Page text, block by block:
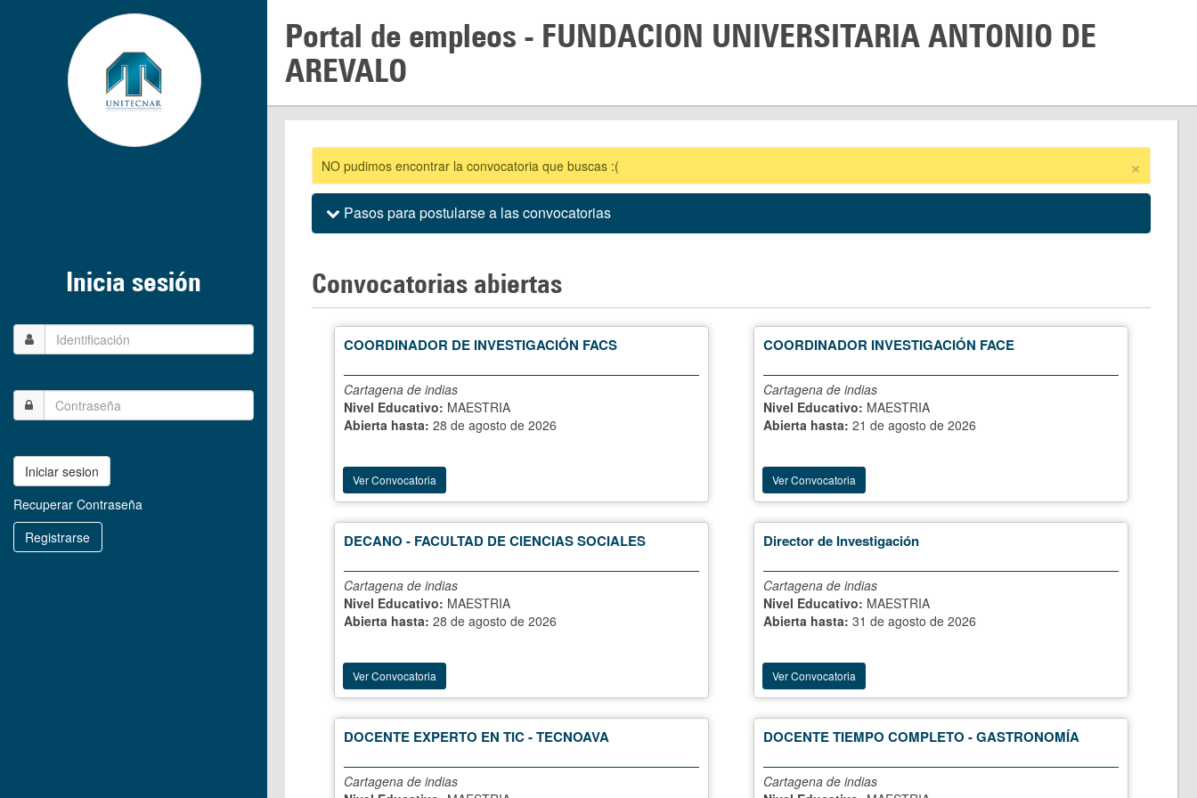
Inicia sesión
Iniciar sesion
Recuperar Contraseña
Registrarse
Portal de empleos - FUNDACION UNIVERSITARIA ANTONIO DE
AREVALO
×
NO pudimos encontrar la convocatoria que buscas :(
Pasos para postularse a las convocatorias
Convocatorias abiertas
COORDINADOR DE INVESTIGACIÓN FACS
Cartagena de indias
Nivel Educativo: MAESTRIA
Abierta hasta: 28 de agosto de 2026
Ver Convocatoria
COORDINADOR INVESTIGACIÓN FACE
Cartagena de indias
Nivel Educativo: MAESTRIA
Abierta hasta: 21 de agosto de 2026
Ver Convocatoria
DECANO - FACULTAD DE CIENCIAS SOCIALES
Cartagena de indias
Nivel Educativo: MAESTRIA
Abierta hasta: 28 de agosto de 2026
Ver Convocatoria
Director de Investigación
Cartagena de indias
Nivel Educativo: MAESTRIA
Abierta hasta: 31 de agosto de 2026
Ver Convocatoria
DOCENTE EXPERTO EN TIC - TECNOAVA
Cartagena de indias
DOCENTE TIEMPO COMPLETO - GASTRONOMÍA
Cartagena de indias